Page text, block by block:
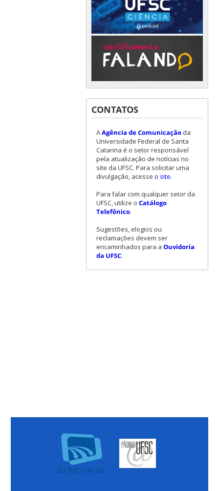
CONTATOS
AAgência de Comunicaçãoda
Universidade Federal de Santa
Catarina é o setor responsável
pela atualização de notícias no
site da UFSC. Para solicitar uma
divulgação, acesse o site.
Para falar com qualquer setor da
UFSC, utilize o Catálogo
Telefônico.
Sugestões, elogios ou
reclamações devem ser
encaminhados para a Ouvidoria
da UFSC.